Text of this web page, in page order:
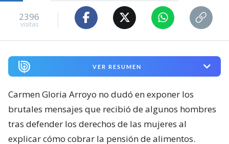
2396
visitas
VER RESUMEN
Carmen Gloria Arroyo no dudó en exponer los
brutales mensajes que recibió de algunos hombres
tras defender los derechos de las mujeres al
explicar cómo cobrar la pensión de alimentos.